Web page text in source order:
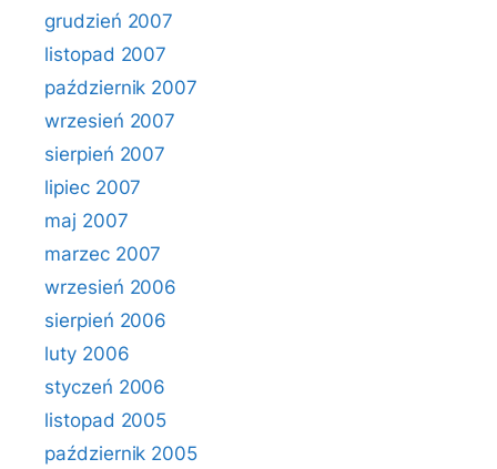
grudzień 2007
listopad 2007
październik 2007
wrzesień 2007
sierpień 2007
lipiec 2007
maj 2007
marzec 2007
wrzesień 2006
sierpień 2006
luty 2006
styczeń 2006
listopad 2005
październik 2005